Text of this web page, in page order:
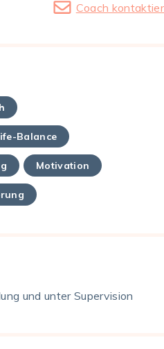
Coach
Balance
Motivation
und unter Supervision